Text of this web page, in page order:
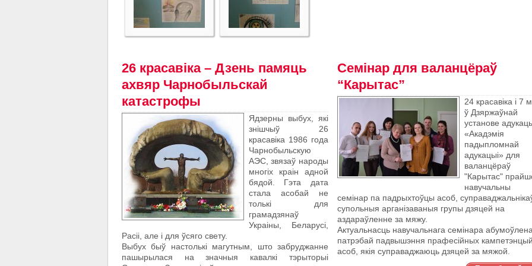
26 красавіка – Дзень памяць
ахвяр Чарнобыльскай
катастрофы
Ядзерны выбух, які
знішчыў 26
красавіка 1986 года
Чарнобыльскую
АЭС, звязаў народы
многіх краін адной
бядой. Гэта дата
стала асобай не
толькі для
грамадзянаў
Украіны, Беларусі,
Расіі, але і для ўсяго свету.
Выбух быў настолькі магутным, што забруджанне
пашырылася на значныя кавалкі тэрыторыі
Семінар для валанцёраў
“Карытас”
24 красавіка і 7
ў Дзяржаўнай
установе
«Акадэмія
падыпломнай
адукацыі» для
валанцёраў
"Карытас"
навучальны
семінар па падрыхтоўцы асоб,
супольныя арганізаваныя групы дзяцей на
аздараўленне за мяжу.
Актуальнасць навучальнага семінара абумоўлена
патрэбай падвышэння прафесійных кампетэнцый
асоб, якія суправаджаюць дзяцей за мяжой.